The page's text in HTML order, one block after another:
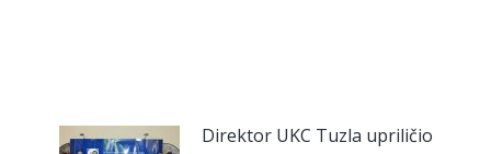
Direktor UKC Tuzla upriličio